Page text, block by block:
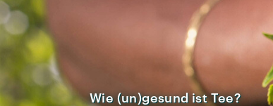
Wie (un)gesund ist Tee?